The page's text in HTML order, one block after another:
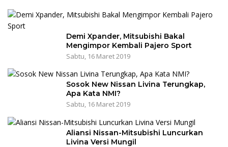
Demi Xpander, Mitsubishi Bakal
Mengimpor Kembali Pajero Sport
Sabtu, 16 Maret 2019
Sosok New Nissan Livina Terungkap,
Apa Kata NMI?
Sabtu, 16 Maret 2019
Aliansi Nissan-Mitsubishi Luncurkan
Livina Versi Mungil